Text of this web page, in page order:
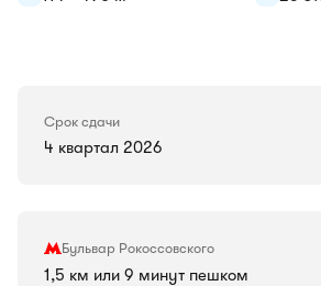
Срок сдачи
4 квартал 2026
Бульвар Рокоссовского
1,5 км или 9 минут пешком